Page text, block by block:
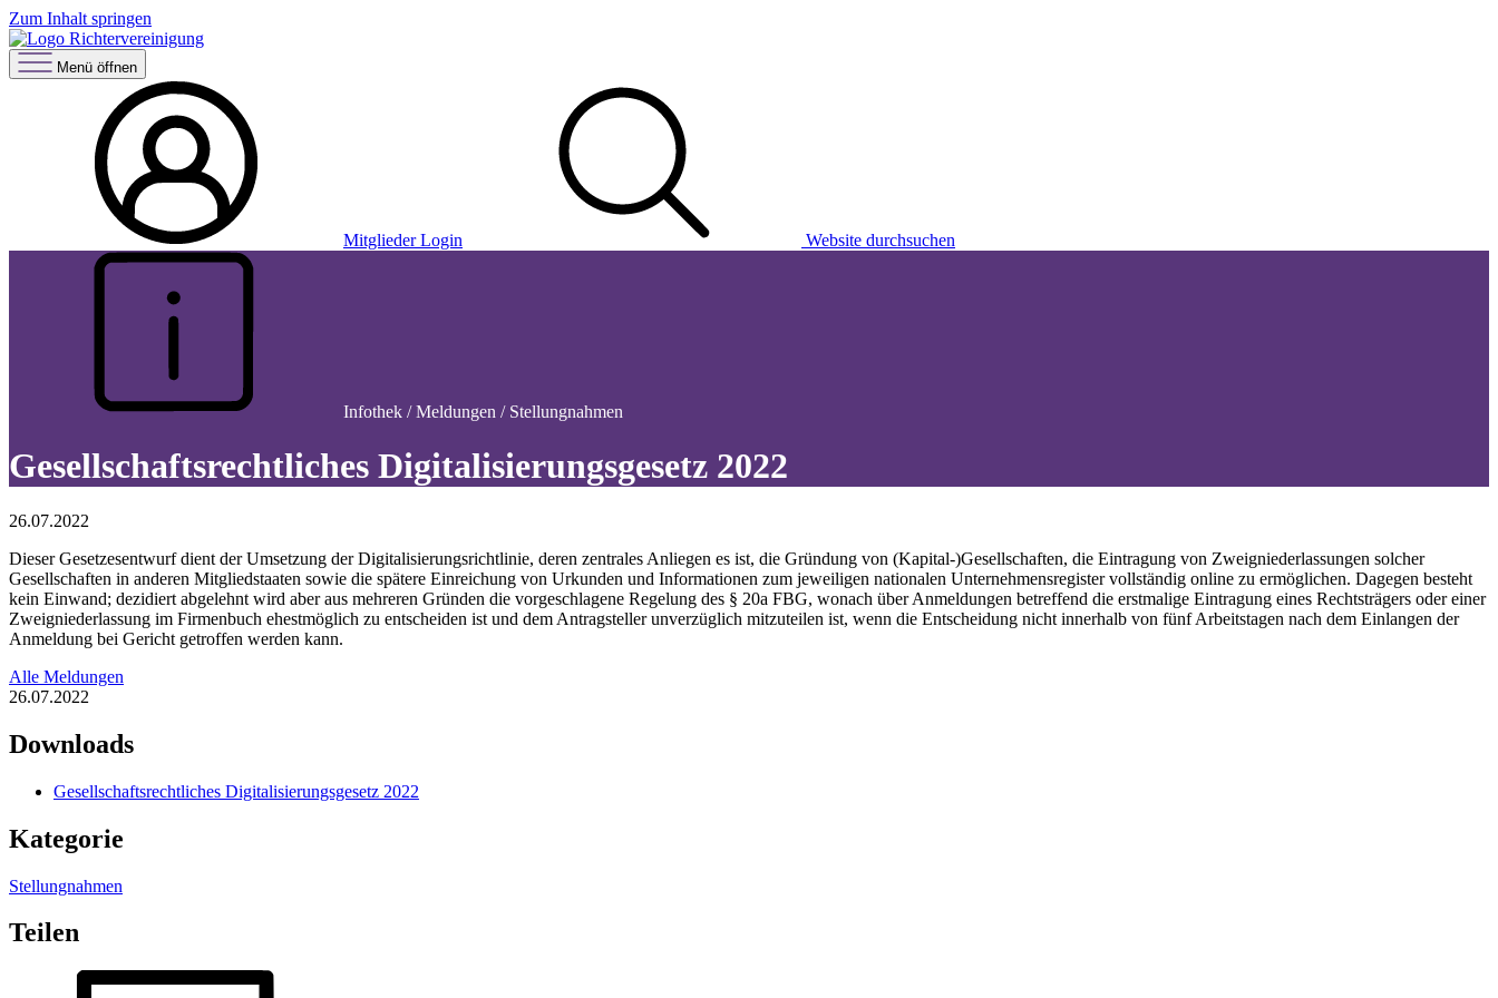
Zum Inhalt springen
Menü öffnen
Mitglieder Login Website durchsuchen
Infothek / Meldungen / Stellungnahmen
Gesellschaftsrechtliches Digitalisierungsgesetz 2022
26.07.2022
Dieser Gesetzesentwurf dient der Umsetzung der Digitalisierungsrichtlinie, deren zentrales Anliegen es ist, die Gründung von (Kapital-)Gesellschaften, die Eintragung von Zweigniederlassungen solcher
Gesellschaften in anderen Mitgliedstaaten sowie die spätere Einreichung von Urkunden und Informationen zum jeweiligen nationalen Unternehmensregister vollständig online zu ermöglichen. Dagegen besteht
kein Einwand; dezidiert abgelehnt wird aber aus mehreren Gründen die vorgeschlagene Regelung des § 20a FBG, wonach über Anmeldungen betreffend die erstmalige Eintragung eines Rechtsträgers oder einer
Zweigniederlassung im Firmenbuch ehestmöglich zu entscheiden ist und dem Antragsteller unverzüglich mitzuteilen ist, wenn die Entscheidung nicht innerhalb von fünf Arbeitstagen nach dem Einlangen der
Anmeldung bei Gericht getroffen werden kann.
Alle Meldungen
26.07.2022
Downloads
Gesellschaftsrechtliches Digitalisierungsgesetz 2022
Kategorie
Stellungnahmen
Teilen